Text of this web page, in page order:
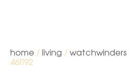
home / living / watchwinders
461192